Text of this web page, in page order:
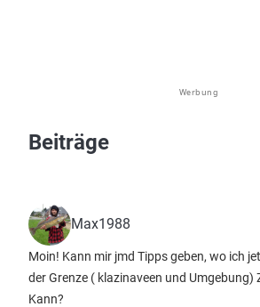
Werbung
Beiträge
Max1988
Moin! Kann mir jmd Tipps geben, wo ich
der Grenze ( klazinaveen und Umgebung)
Kann?